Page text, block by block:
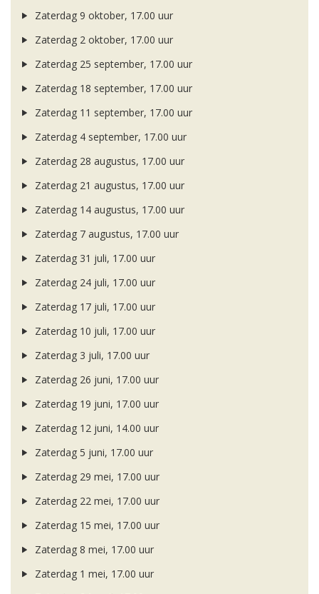
Zaterdag 9 oktober, 17.00 uur
Zaterdag 2 oktober, 17.00 uur
Zaterdag 25 september, 17.00 uur
Zaterdag 18 september, 17.00 uur
Zaterdag 11 september, 17.00 uur
Zaterdag 4 september, 17.00 uur
Zaterdag 28 augustus, 17.00 uur
Zaterdag 21 augustus, 17.00 uur
Zaterdag 14 augustus, 17.00 uur
Zaterdag 7 augustus, 17.00 uur
Zaterdag 31 juli, 17.00 uur
Zaterdag 24 juli, 17.00 uur
Zaterdag 17 juli, 17.00 uur
Zaterdag 10 juli, 17.00 uur
Zaterdag 3 juli, 17.00 uur
Zaterdag 26 juni, 17.00 uur
Zaterdag 19 juni, 17.00 uur
Zaterdag 12 juni, 14.00 uur
Zaterdag 5 juni, 17.00 uur
Zaterdag 29 mei, 17.00 uur
Zaterdag 22 mei, 17.00 uur
Zaterdag 15 mei, 17.00 uur
Zaterdag 8 mei, 17.00 uur
Zaterdag 1 mei, 17.00 uur